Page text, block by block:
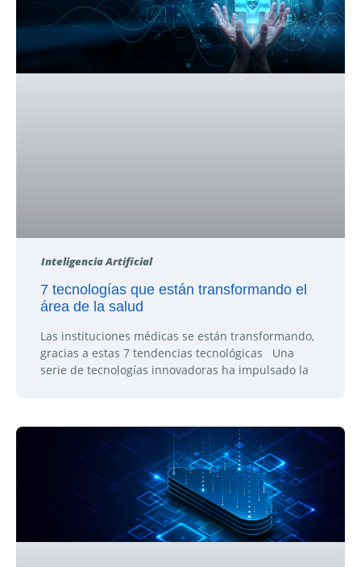
Inteligencia Artificial
7 tecnologías que están transformando el
área de la salud
Las instituciones médicas se están transformando,
gracias a estas 7 tendencias tecnológicas Una
serie de tecnologías innovadoras ha impulsado la